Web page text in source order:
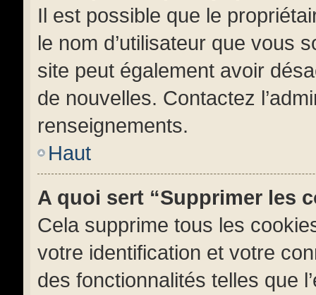
Il est possible que le
le nom d’utilisateur que vous
site peut également avoir
de nouvelles. Contactez
renseignements.
Haut
A quoi sert “Supprimer les
Cela supprime tous les
votre identification et votre
des fonctionnalités telles que